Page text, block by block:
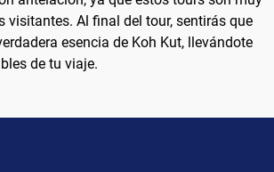
visitantes. Al final del tour, sentirás que
esencia de Koh Kut, llevándote
de tu viaje.